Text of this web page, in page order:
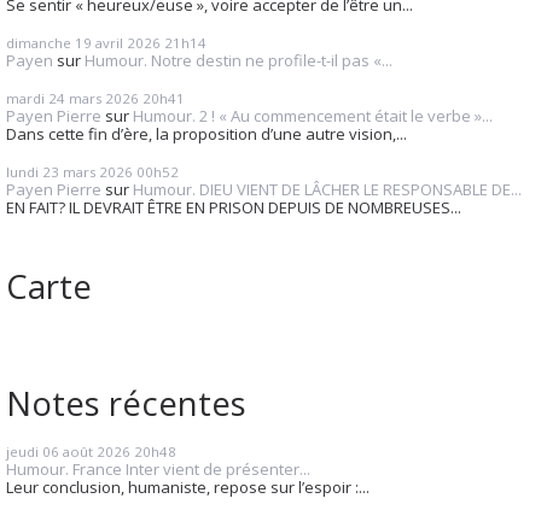
dimanche 19 avril 2026 21h14
Payen sur Humour. Notre destin ne profile-t-il pas «...
mardi 24 mars 2026 20h41
Payen Pierre sur Humour. 2 ! « Au commencement était le verbe »...
Dans cette fin d’ère, la proposition d’une autre vision,...
lundi 23 mars 2026 00h52
Payen Pierre sur Humour. DIEU VIENT DE LÂCHER LE RESPONSABLE DE...
EN FAIT? IL DEVRAIT ÊTRE EN PRISON DEPUIS DE NOMBREUSES...
Carte
Notes récentes
jeudi 06 août 2026 20h48
Humour. France Inter vient de présenter...
Leur conclusion, humaniste, repose sur l’espoir :...